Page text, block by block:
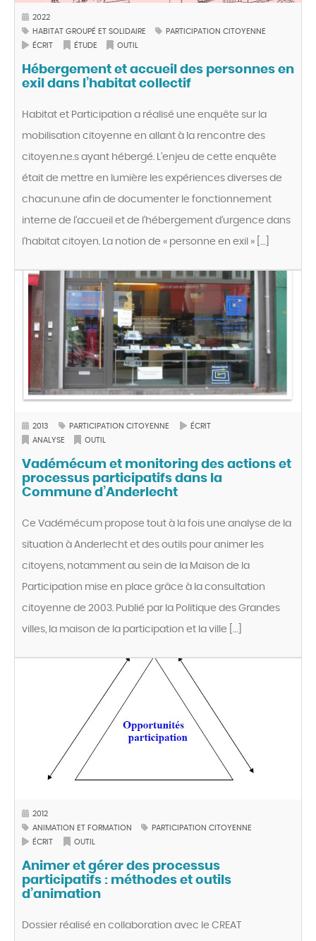
2022
HABITAT GROUPÉ ET SOLIDAIRE
PARTICIPATION CITOYENNE
ÉCRIT
ÉTUDE OUTIL
Hébergement et accueil des personnes en
exil dans l’habitat collectif
Habitat et Participation a réalisé une enquête sur la
mobilisation citoyenne en allant à la rencontre des
citoyen.ne.s ayant hébergé. L’enjeu de cette enquête
était de mettre en lumière les expériences diverses de
chacun.une afin de documenter le fonctionnement
interne de l’accueil et de l’hébergement d’urgence dans
l’habitat citoyen. La notion de « personne en exil » […]
2013 PARTICIPATION CITOYENNE
ÉCRIT
ANALYSE
OUTIL
Vadémécum et monitoring des actions et
processus participatifs dans la
Commune d’Anderlecht
Ce Vadémécum propose tout à la fois une analyse de la
situation à Anderlecht et des outils pour animer les
citoyens, notamment au sein de la Maison de la
Participation mise en place grâce à la consultation
citoyenne de 2003. Publié par la Politique des Grandes
villes, la maison de la participation et la ville […]
2012
ANIMATION ET FORMATION
PARTICIPATION CITOYENNE
ÉCRIT
OUTIL
Animer et gérer des processus
participatifs : méthodes et outils
d’animation
Dossier réalisé en collaboration avec le CREAT